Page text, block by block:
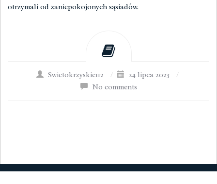
otrzymali od zaniepokojonych sąsiadów.
Swietokrzyskie112 / 24 lipca 2023
/
No comments